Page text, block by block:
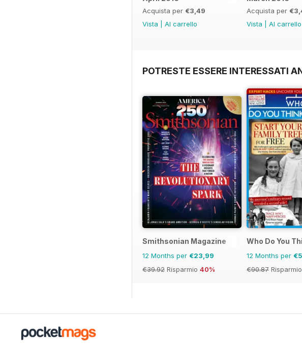
Acquista per €3,49
Vista
Al carrello
Acquista per
Vista
Al carrello
POTRESTE ESSERE INTERESSATI
Smithsonian Magazine
12 Months per €23,99
€39.92 Risparmio 40%
Who Do You
12 Months per
€90.87 Risparmio